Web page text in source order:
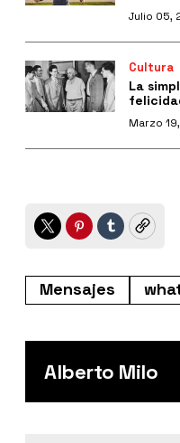
Julio 05,
Cultura
La
Marzo
TwitterPinterest
TumblrCopy
Mensajes
Alberto Milo